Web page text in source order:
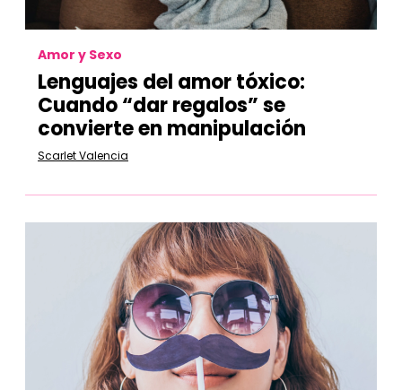
Amor y Sexo
Lenguajes del amor tóxico:
Cuando “dar regalos” se
convierte en manipulación
Scarlet Valencia